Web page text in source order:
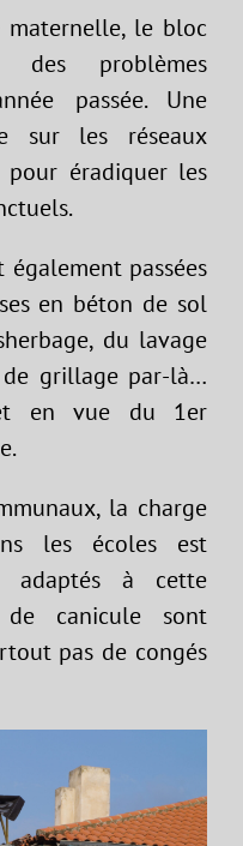
le bloc
des problèmes
passée. Une
sur les réseaux
pour éradiquer les
également passées
en béton de sol
du lavage
de grillage par-là…
en vue du 1er
la charge
les écoles est
adaptés à cette
de canicule sont
pas de congés